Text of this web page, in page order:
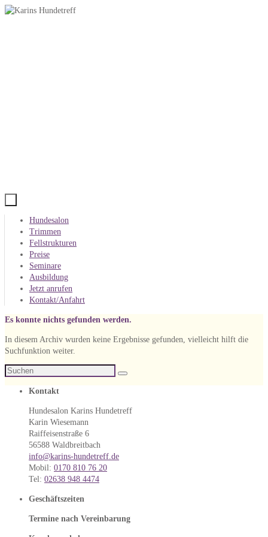
Zum
Inhalt
springen
Hundesalon
Trimmen
Fellstrukturen
Preise
Seminare
Ausbildung
Jetzt anrufen
Kontakt/Anfahrt
Es konnte nichts gefunden werden.
In diesem Archiv wurden keine Ergebnisse gefunden, vielleicht hilft die
Suchfunktion weiter.
Suche
Suchen
Kontakt
Hundesalon Karins Hundetreff
Karin Wiesemann
Raiffeisenstraße 6
56588 Waldbreitbach
info@karins-hundetreff.de
Mobil: 0170 810 76 20
Tel: 02638 948 4474
Geschäftszeiten
Termine nach Vereinbarung